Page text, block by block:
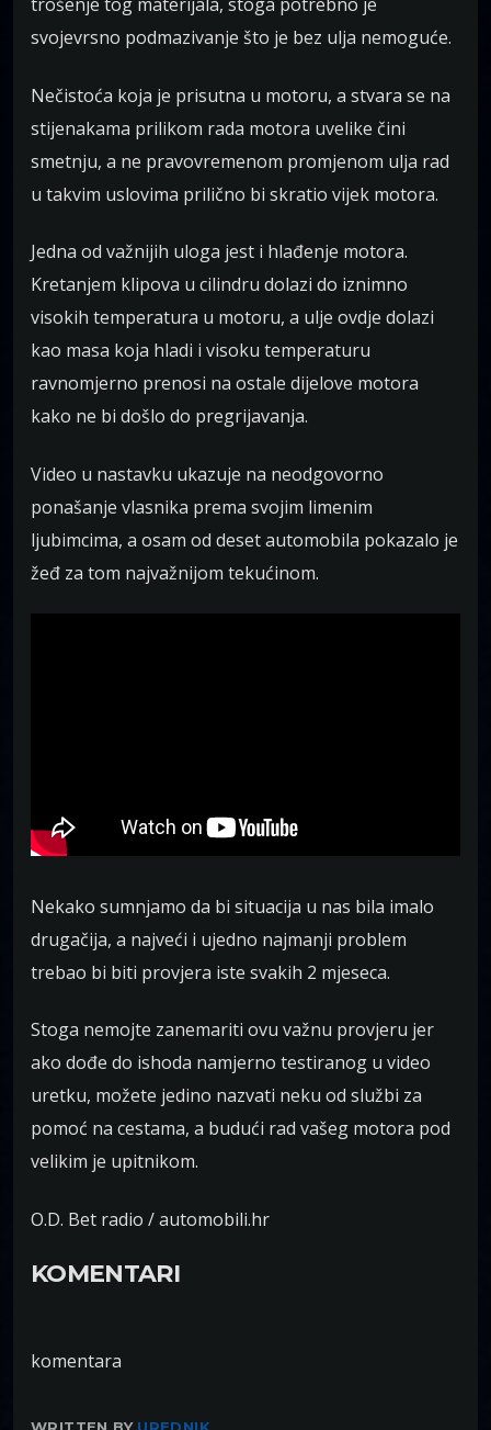
trošenje tog materijala, stoga potrebno je
svojevrsno podmazivanje što je bez ulja nemoguće.
Nečistoća koja je prisutna u motoru, a stvara se na
stijenakama prilikom rada motora uvelike čini
smetnju, a ne pravovremenom promjenom ulja rad
u takvim uslovima prilično bi skratio vijek motora.
Jedna od važnijih uloga jest i hlađenje motora.
Kretanjem klipova u cilindru dolazi do iznimno
visokih temperatura u motoru, a ulje ovdje dolazi
kao masa koja hladi i visoku temperaturu
ravnomjerno prenosi na ostale dijelove motora
kako ne bi došlo do pregrijavanja.
Video u nastavku ukazuje na neodgovorno
ponašanje vlasnika prema svojim limenim
ljubimcima, a osam od deset automobila pokazalo je
žeđ za tom najvažnijom tekućinom.
Nekako sumnjamo da bi situacija u nas bila imalo
drugačija, a najveći i ujedno najmanji problem
trebao bi biti provjera iste svakih 2 mjeseca.
Stoga nemojte zanemariti ovu važnu provjeru jer
ako dođe do ishoda namjerno testiranog u video
uretku, možete jedino nazvati neku od službi za
pomoć na cestama, a budući rad vašeg motora pod
velikim je upitnikom.
O.D. Bet radio / automobili.hr
KOMENTARI
komentara